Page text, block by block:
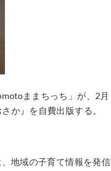
ままちっち」が、2月
か』を自費出版する。
地域の子育て情報を発信